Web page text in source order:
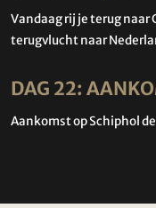
Vandaag rij je terug naar
terugvlucht naar
DAG 22:
Aankomst op Schiphol